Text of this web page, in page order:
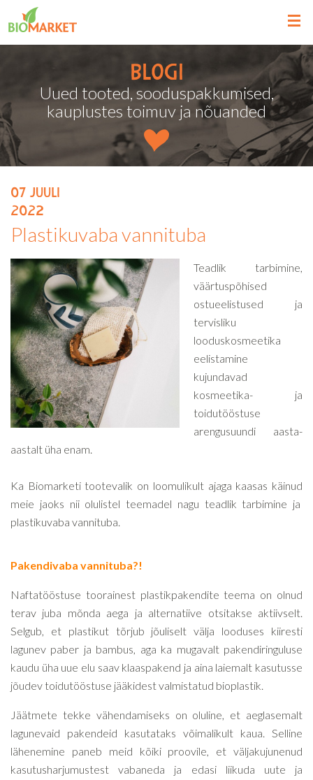
Blogi
Uued tooted, sooduspakkumised,
kauplustes toimuv ja nõuanded
07 juuli
2022
Plastikuvaba vannituba
Teadlik tarbimine,
väärtuspõhised
ostueelistused ja
tervisliku
looduskosmeetika
eelistamine
kujundavad
kosmeetika- ja
toidutööstuse
arengusuundi aasta-
aastalt üha enam.
Ka Biomarketi tootevalik on loomulikult ajaga kaasas käinud
meie jaoks nii olulistel teemadel nagu teadlik tarbimine ja
plastikuvaba vannituba.
Pakendivaba vannituba?!
Naftatööstuse toorainest plastikpakendite teema on olnud
terav juba mõnda aega ja alternatiive otsitakse aktiivselt.
Selgub, et plastikut tõrjub jõuliselt välja looduses kiiresti
lagunev paber ja bambus, aga ka mugavalt pakendiringuluse
kaudu üha uue elu saav klaaspakend ja aina laiemalt kasutusse
jõudev toidutööstuse jääkidest valmistatud bioplastik.
Jäätmete tekke vähendamiseks on oluline, et aeglasemalt
lagunevaid pakendeid kasutataks võimalikult kaua. Selline
lähenemine paneb meid kõiki proovile, et väljakujunenud
kasutusharjumustest vabaneda ja edasi liikuda uute ja